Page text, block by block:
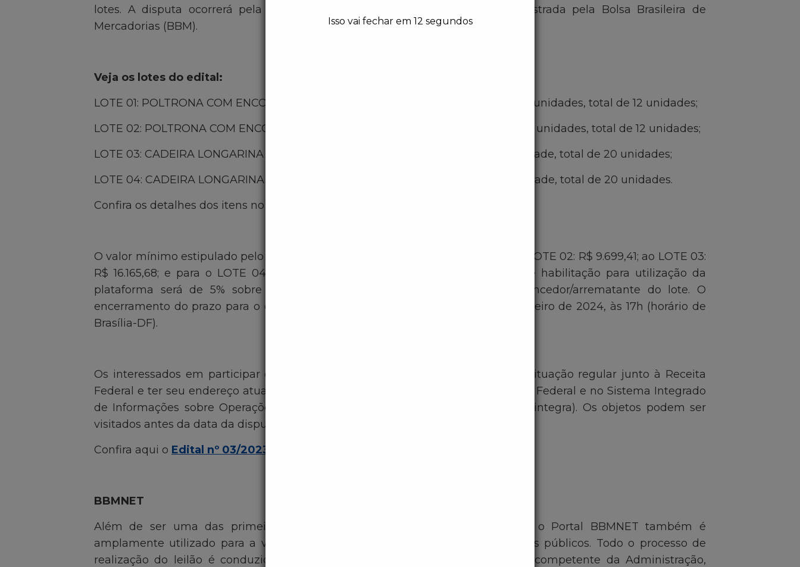
lotes. A disputa ocorrerá pela plataforma eletrônica BBMNET Leilões, administrada pela Bolsa Brasileira de
Mercadorias (BBM).
Veja os lotes do edital:
LOTE 01: POLTRONA COM ENCOSTO FIXO – 2 fileiras sendo cada uma contendo 6 unidades, total de 12 unidades;
LOTE 02: POLTRONA COM ENCOSTO FIXO – 2 fileiras sendo cada uma contendo 6 unidades, total de 12 unidades;
LOTE 03: CADEIRA LONGARINA FIXA – 2 fileiras sendo cada uma contendo 10 unidade, total de 20 unidades;
LOTE 04: CADEIRA LONGARINA FIXA – 2 fileiras sendo cada uma contendo 10 unidade, total de 20 unidades.
Confira os detalhes dos itens no site:
O valor mínimo estipulado pelo CRM-MT para o LOTE 01 é de R$ 9.699,41; para o LOTE 02: R$ 9.699,41; ao LOTE 03:
R$ 16.165,68; e para o LOTE 04: R$ 16.165,68 para a venda do bem. O custo de habilitação para utilização da
plataforma será de 5% sobre o valor dos itens, cobrado do participante vencedor/arrematante do lote. O
encerramento do prazo para o envio de lances está previsto para o dia 31 de janeiro de 2024, às 17h (horário de
Brasília-DF).
Os interessados em participar do leilão deverão estar com seu CPF/CNPJ em situação regular junto à Receita
Federal e ter seu endereço atualizado ou em processo de atualização na Receita Federal e no Sistema Integrado
de Informações sobre Operações Interestaduais com Mercadorias e Serviços (Sintegra). Os objetos podem ser
visitados antes da data da disputa.
Confira aqui o Edital nº 03/2023 do CRM-MT
BBMNET
Além de ser uma das primeiras plataformas de pregão eletrônico do país, o Portal BBMNET também é
amplamente utilizado para a vendas de ativos considerados ociosos em órgãos públicos. Todo o processo de
realização do leilão é conduzido por um servidor designado pela autoridade competente da Administração,
Isso vai fechar em11segundos